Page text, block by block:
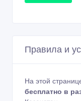
Правила и
На этой
бесплатно в